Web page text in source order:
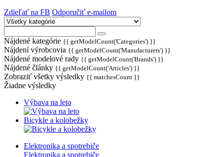
Zdieľať na FB Odporučiť e-mailom
Nájdené kategórie {{ getModelCount('Categories') }}
Nájdení výrobcovia {{ getModelCount('Manufacturers') }}
Nájdené modelové rady {{ getModelCount('Brands') }}
Nájdené články {{ getModelCount('Articles') }}
Zobraziť všetky výsledky {{ matchesCount }}
Žiadne výsledky
Výbava na leto
Bicykle a kolobežky
Elektronika a spotrebiče
Elektronika a spotrebiče